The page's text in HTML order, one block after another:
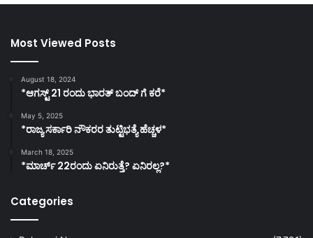
Most Viewed Posts
August 18, 2024
*ಆಗಸ್ಟ್ 21 ರಂದು ಭಾರತ್‌ ಬಂದ್‌ ಗೆ ಕರೆ*
May 5, 2025
*ರಾಜ್ಯ ಸರ್ಕಾರಿ ನೌಕರರ ತುಟ್ಟಿಭತ್ಯೆ ಹೆಚ್ಚಳ*
March 18, 2025
*ಮಾರ್ಚ್ 22ರಂದು ಏನಿರುತ್ತೆ? ಏನಿರಲ್ಲ?*
Categories